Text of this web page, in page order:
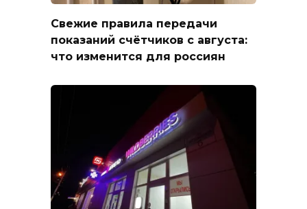
Свежие правила передачи
показаний счётчиков с августа:
что изменится для россиян